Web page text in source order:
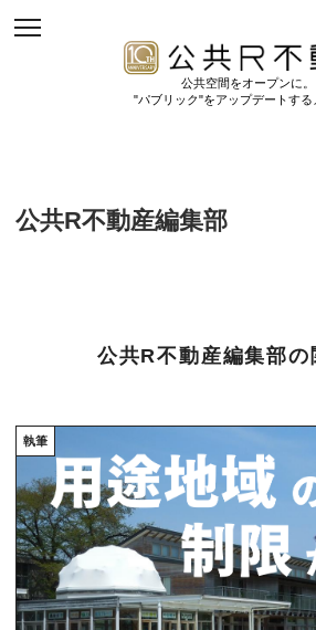
公共空間をオープンに。
"パブリック"をアップデートする
公共R不動産編集部
公共R不動産編集部の
執筆